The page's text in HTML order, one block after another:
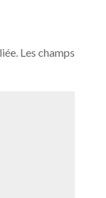
Les champs